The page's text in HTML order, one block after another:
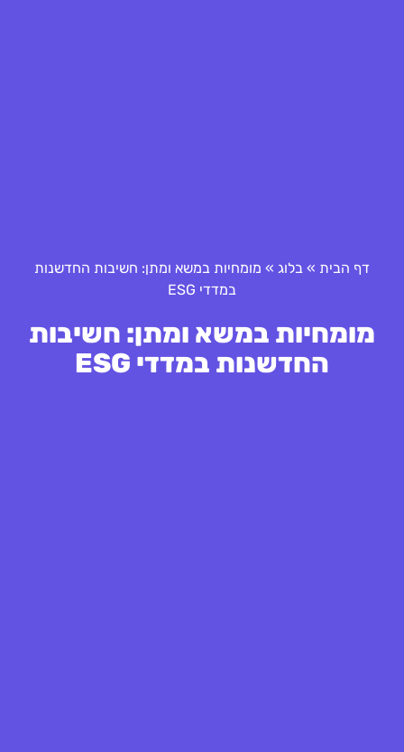
דף הבית » בלוג » מומחיות במשא ומתן: חשיבות החדשנות
במדדי ESG
מומחיות במשא ומתן: חשיבות
החדשנות במדדי ESG